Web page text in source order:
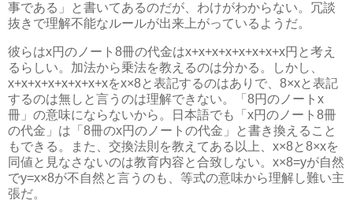
事である」と書いてあるのだが、わけがわからない。冗談
抜きで理解不能なルールが出来上がっているようだ。
彼らはx円のノート8冊の代金はx+x+x+x+x+x+x+x円と考え
るらしい。加法から乗法を教えるのは分かる。しかし、
x+x+x+x+x+x+x+xをx×8と表記するのはありで、8×xと表記
するのは無しと言うのは理解できない。「8円のノートx
冊」の意味にならないから。日本語でも「x円のノート8冊
の代金」は「8冊のx円のノートの代金」と書き換えること
もできる。また、交換法則を教えてある以上、x×8と8×xを
同値と見なさないのは教育内容と合致しない。x×8=yが自然
でy=x×8が不自然と言うのも、等式の意味から理解し難い主
張だ。